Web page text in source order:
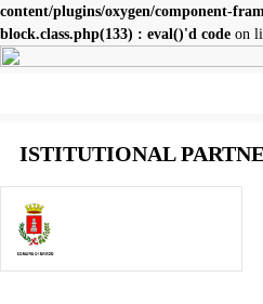
content/plugins/oxygen/component-
block.class.php(133) : eval()'d code on
ISTITUTIONAL